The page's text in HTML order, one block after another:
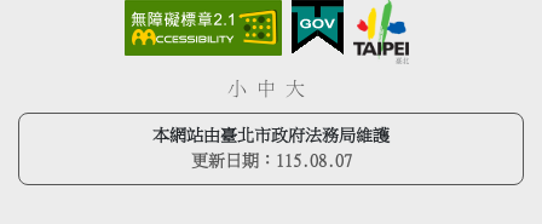
小 中 大
本網站由臺北市政府法務局維護
更新日期： 115.08.07